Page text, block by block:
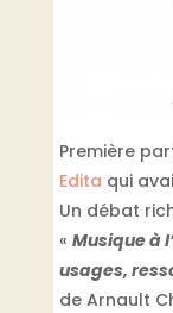
Première
Edita qui
Un débat
« Musique à
usages,
de Arnault